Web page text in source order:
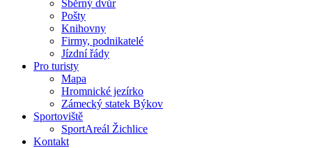
Sběrný dvůr
Pošty
Knihovny
Firmy, podnikatelé
Jízdní řády
Pro turisty
Mapa
Hromnické jezírko
Zámecký statek Býkov
Sportoviště
SportAreál Žichlice
Kontakt